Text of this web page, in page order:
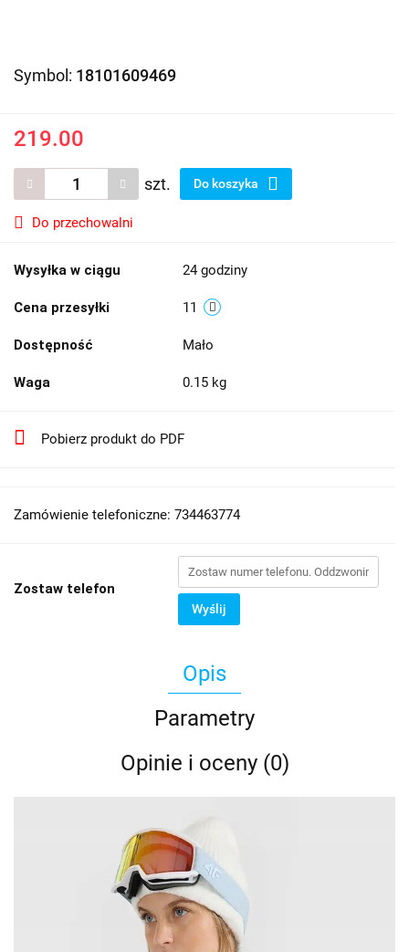
Symbol: 18101609469
219.00
szt. Do koszyka
Do przechowalni
Wysyłka w ciągu 24 godziny
Cena przesyłki 11
Dostępność Mało
Waga 0.15 kg
Pobierz produkt do PDF
Zamówienie telefoniczne: 734463774
Zostaw telefon
Wyślij
Opis
Parametry
Opinie i oceny (0)